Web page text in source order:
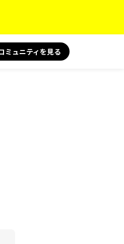
ミュニティを見る